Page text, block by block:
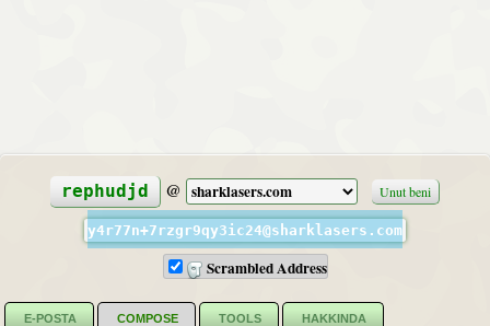
rephudjd @ Unut beni
y4r77n+7rzgr9qy3ic24@sharklasers.com
Scrambled Address
E-POSTA COMPOSE TOOLS HAKKINDA